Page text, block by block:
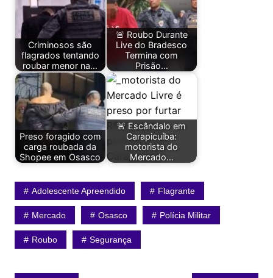
Criminosos são
flagrados tentando
roubar menor na…
🚨 Roubo Durante
Live do Bradesco
Termina com
Prisão…
Preso foragido com
carga roubada da
Shopee em Osasco
🚨 Escândalo em
Carapicuíba:
motorista do
Mercado…
Adolescente Apreendido Flagrante
Mercado Osasco Polícia Militar
Roubo Segurança